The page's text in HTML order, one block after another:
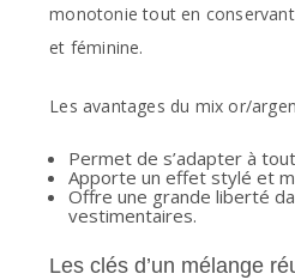
monotonie tout en
et féminine.
Les avantages du mix or/
Permet de s’adapter à
Apporte un effet stylé et
Offre une grande liberté
vestimentaires.
Les clés d’un mélange